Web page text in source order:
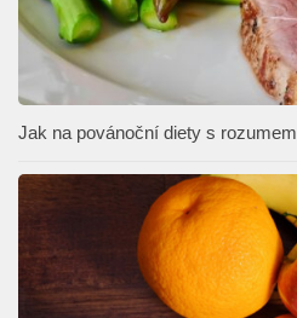
Jak na povánoční diety s rozumem